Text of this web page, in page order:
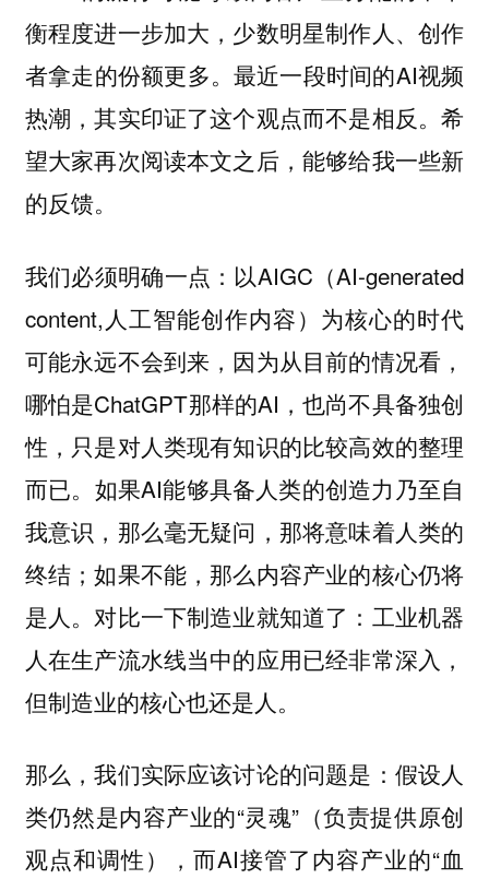
衡程度进一步加大，少数明星制作人、创作
者拿走的份额更多。最近一段时间的AI视频
热潮，其实印证了这个观点而不是相反。希
望大家再次阅读本文之后，能够给我一些新
的反馈。
我们必须明确一点：以AIGC（AI-generated
content,人工智能创作内容）为核心的时代
可能永远不会到来，因为从目前的情况看，
哪怕是ChatGPT那样的AI，也尚不具备独创
性，只是对人类现有知识的比较高效的整理
而已。如果AI能够具备人类的创造力乃至自
我意识，那么毫无疑问，那将意味着人类的
终结；如果不能，那么内容产业的核心仍将
是人。对比一下制造业就知道了：工业机器
人在生产流水线当中的应用已经非常深入，
但制造业的核心也还是人。
那么，我们实际应该讨论的问题是：假设人
类仍然是内容产业的“灵魂”（负责提供原创
观点和调性），而AI接管了内容产业的“血